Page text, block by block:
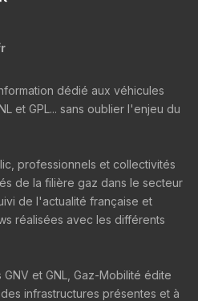
dédié aux véhicules
et GPL... sans oublier l'enjeu du
professionnels et collectivités
de la filière gaz dans le secteur
de l'actualité française et
réalisées avec les différents
et GNL, Gaz-Mobilité édite
infrastructures présentes et à